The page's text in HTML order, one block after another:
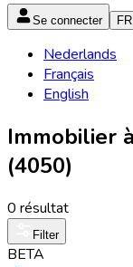
Se connecter FR
Nederlands
Français
English
Immobilier
(4050)
0 résultat
Filter
BETA